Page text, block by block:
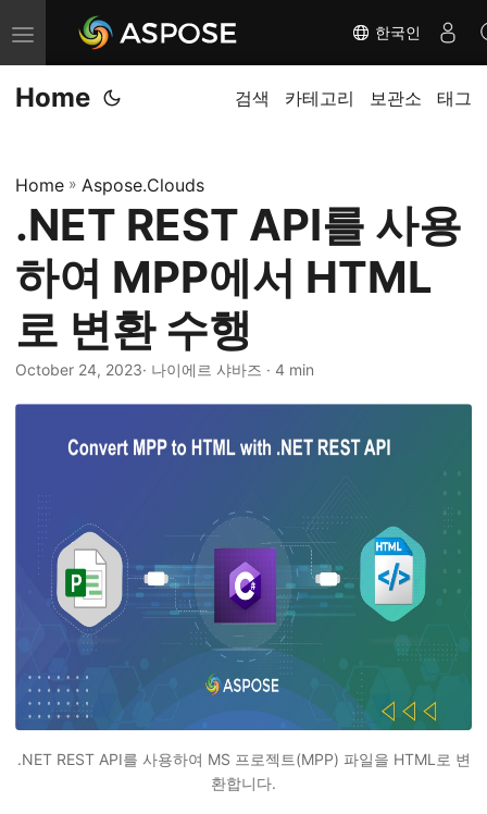
내
비
게
전
환
한국인
Home 검색 카테고리 보관소 태그
Home » Aspose.Clouds
.NET REST API를 사용
하여 MPP에서 HTML
로 변환 수행
October 24, 2023· 나이에르 샤바즈 · 4 min
.NET REST API를 사용하여 MS 프로젝트(MPP) 파일을 HTML로 변
환합니다.